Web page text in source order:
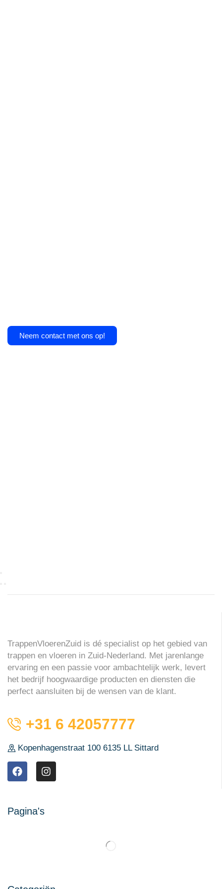
Neem contact met ons op!
TrappenVloerenZuid is dé specialist op het gebied van
trappen en vloeren in Zuid-Nederland. Met jarenlange
ervaring en een passie voor ambachtelijk werk, levert
het bedrijf hoogwaardige producten en diensten die
perfect aansluiten bij de wensen van de klant.
+31 6 42057777
Kopenhagenstraat 100 6135 LL Sittard
Pagina's